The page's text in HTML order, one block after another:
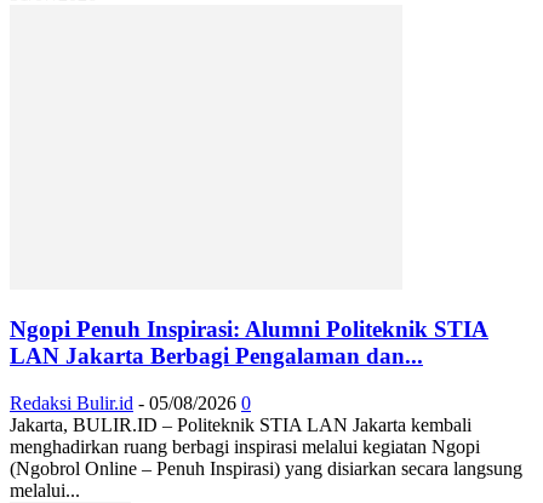
Ngopi Penuh Inspirasi: Alumni Politeknik STIA
LAN Jakarta Berbagi Pengalaman dan...
Redaksi Bulir.id - 05/08/2026 0
Jakarta, BULIR.ID – Politeknik STIA LAN Jakarta kembali
menghadirkan ruang berbagi inspirasi melalui kegiatan Ngopi
(Ngobrol Online – Penuh Inspirasi) yang disiarkan secara langsung
melalui...